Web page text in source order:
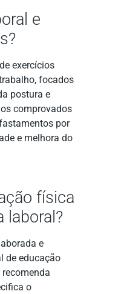
e
exercícios
focados
postura e
comprovados
por
e melhora do
física
laboral?
e
de educação
recomenda
o